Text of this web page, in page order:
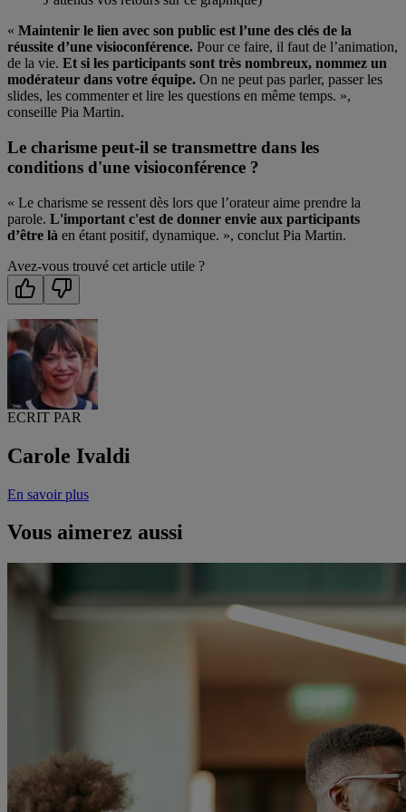
« Maintenir le lien avec son public est l’une des clés de la
réussite d’une visioconférence. Pour ce faire, il faut de l’animation,
de la vie. Et si les participants sont très nombreux, nommez un
modérateur dans votre équipe. On ne peut pas parler, passer les
slides, les commenter et lire les questions en même temps. »,
conseille Pia Martin.
Le charisme peut-il se transmettre dans les
conditions d'une visioconférence ?
« Le charisme se ressent dès lors que l’orateur aime prendre la
parole. L'important c'est de donner envie aux participants
d’être là en étant positif, dynamique. », conclut Pia Martin.
Avez-vous trouvé cet article utile ?
ECRIT PAR
Carole Ivaldi
En savoir plus
Vous aimerez aussi